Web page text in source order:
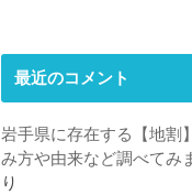
最近のコメント
岩手県に存在する【地割
み方や由来など調べてみ
り